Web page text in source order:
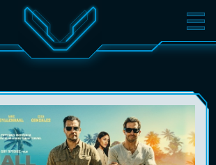
PILETID
V-KLUBI
KINKEKAARDID